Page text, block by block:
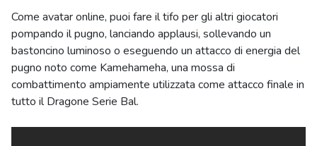
Come avatar online, puoi fare il tifo per gli altri giocatori
pompando il pugno, lanciando applausi, sollevando un
bastoncino luminoso o eseguendo un attacco di energia del
pugno noto come Kamehameha, una mossa di
combattimento ampiamente utilizzata come attacco finale in
tutto il Dragone Serie Bal.